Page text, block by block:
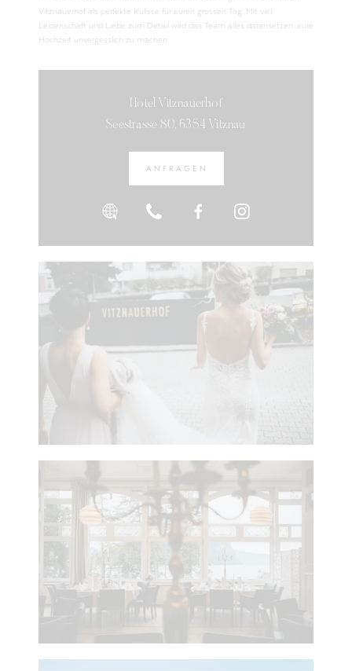
Hotel Vitznauerhof
Seestrasse 80, 6354 Vitznau
ANFRAGEN
Vitznauerhof als perfekte Kulisse für euren grossen Tag. Mit viel
Leidenschaft und Liebe zum Detail wird das Team alles daransetzen, eure
Hochzeit unvergesslich zu machen.